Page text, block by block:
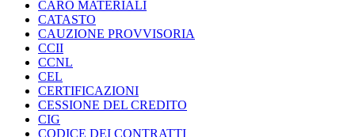
CARO MATERIALI
CATASTO
CAUZIONE PROVVISORIA
CCII
CCNL
CEL
CERTIFICAZIONI
CESSIONE DEL CREDITO
CIG
CODICE DEI CONTRATTI